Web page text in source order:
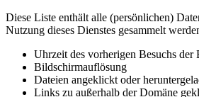
Diese Liste enthält alle (persönlichen)
Nutzung dieses Dienstes gesammelt
Uhrzeit des vorherigen Besuchs der
Bildschirmauflösung
Dateien angeklickt oder
Links zu außerhalb der Domäne